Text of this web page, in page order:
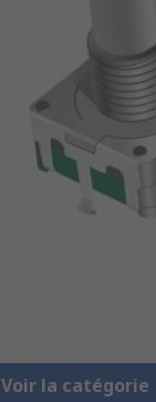
Voir la catégorie